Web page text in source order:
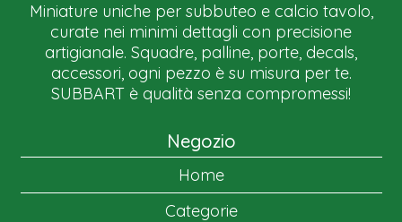
Miniature uniche per subbuteo e calcio tavolo,
curate nei minimi dettagli con precisione
artigianale. Squadre, palline, porte, decals,
accessori, ogni pezzo è su misura per te.
SUBBART è qualità senza compromessi!
Negozio
Home
Categorie